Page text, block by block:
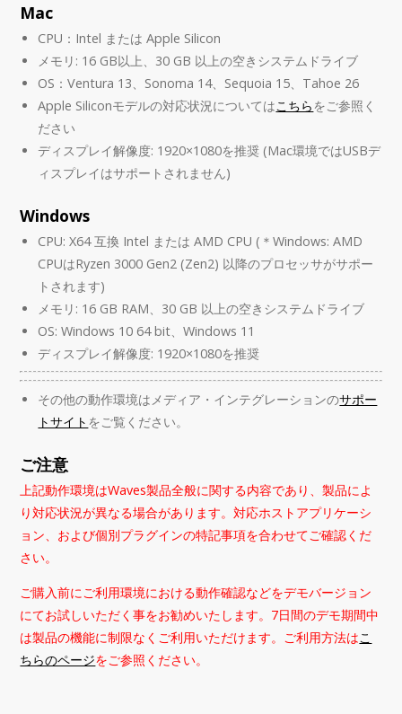
Mac
CPU：Intel または Apple Silicon
メモリ: 16 GB以上、30 GB 以上の空きシステムドライブ
OS：Ventura 13、Sonoma 14、Sequoia 15、Tahoe 26
Apple Siliconモデルの対応状況についてはこちらをご参照く
ださい
ディスプレイ解像度: 1920×1080を推奨 (Mac環境ではUSBデ
ィスプレイはサポートされません)
Windows
CPU: X64 互換 Intel または AMD CPU (＊Windows: AMD
CPUはRyzen 3000 Gen2 (Zen2) 以降のプロセッサがサポー
トされます)
メモリ: 16 GB RAM、30 GB 以上の空きシステムドライブ
OS: Windows 10 64 bit、Windows 11
ディスプレイ解像度: 1920×1080を推奨
その他の動作環境はメディア・インテグレーションのサポー
トサイト をご覧ください。
ご注意
上記動作環境はWaves製品全般に関する内容であり、製品によ
り対応状況が異なる場合があります。対応ホストアプリケーシ
ョン、および個別プラグインの特記事項を合わせてご確認くだ
さい。
ご購入前にご利用環境における動作確認などをデモバージョン
にてお試しいただく事をお勧めいたします。7日間のデモ期間中
は製品の機能に制限なくご利用いただけます。ご利用方法はこ
ちらのページをご参照ください。